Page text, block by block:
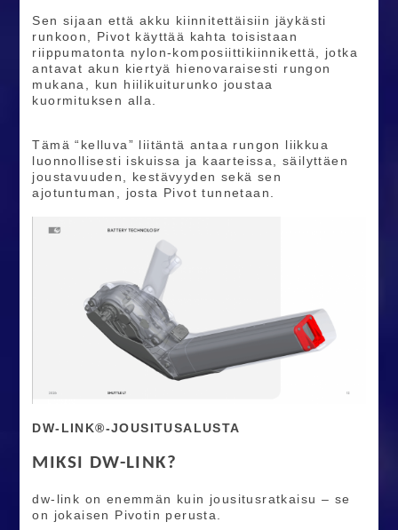
Sen sijaan että akku kiinnitettäisiin jäykästi
runkoon, Pivot käyttää kahta toisistaan
riippumatonta nylon-komposiittikiinnikettä, jotka
antavat akun kiertyä hienovaraisesti rungon
mukana, kun hiilikuiturunko joustaa
kuormituksen alla.
Tämä “kelluva” liitäntä antaa rungon liikkua
luonnollisesti iskuissa ja kaarteissa, säilyttäen
joustavuuden, kestävyyden sekä sen
ajotuntuman, josta Pivot tunnetaan.
DW-LINK®-JOUSITUSALUSTA
MIKSI DW-LINK?
dw-link on enemmän kuin jousitusratkaisu – se
on jokaisen Pivotin perusta.